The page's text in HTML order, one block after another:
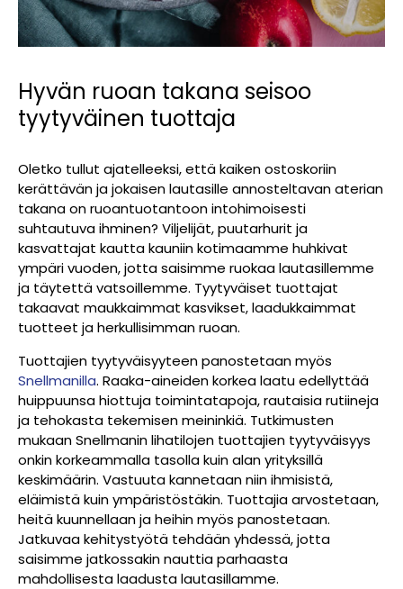
Hyvän ruoan takana seisoo
tyytyväinen tuottaja
Oletko tullut ajatelleeksi, että kaiken ostoskoriin
kerättävän ja jokaisen lautasille annosteltavan aterian
takana on ruoantuotantoon intohimoisesti
suhtautuva ihminen? Viljelijät, puutarhurit ja
kasvattajat kautta kauniin kotimaamme huhkivat
ympäri vuoden, jotta saisimme ruokaa lautasillemme
ja täytettä vatsoillemme. Tyytyväiset tuottajat
takaavat maukkaimmat kasvikset, laadukkaimmat
tuotteet ja herkullisimman ruoan.
Tuottajien tyytyväisyyteen panostetaan myös
Snellmanilla. Raaka-aineiden korkea laatu edellyttää
huippuunsa hiottuja toimintatapoja, rautaisia rutiineja
ja tehokasta tekemisen meininkiä. Tutkimusten
mukaan Snellmanin lihatilojen tuottajien tyytyväisyys
onkin korkeammalla tasolla kuin alan yrityksillä
keskimäärin. Vastuuta kannetaan niin ihmisistä,
eläimistä kuin ympäristöstäkin. Tuottajia arvostetaan,
heitä kuunnellaan ja heihin myös panostetaan.
Jatkuvaa kehitystyötä tehdään yhdessä, jotta
saisimme jatkossakin nauttia parhaasta
mahdollisesta laadusta lautasillamme.